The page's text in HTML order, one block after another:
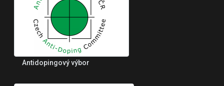
Antidopingový výbor